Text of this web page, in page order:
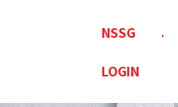
NSSG
LOGIN